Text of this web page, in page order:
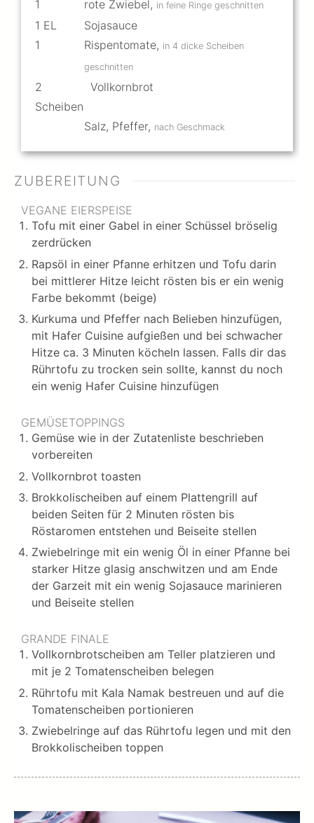
1 rote Zwiebel, in feine Ringe geschnitten
1 EL
Sojasauce
1
Rispentomate, in 4 dicke Scheiben
geschnitten
2
Scheiben
Vollkornbrot
Salz, Pfeffer, nach Geschmack
ZUBEREITUNG
VEGANE EIERSPEISE
Tofu mit einer Gabel in einer Schüssel bröselig
zerdrücken
Rapsöl in einer Pfanne erhitzen und Tofu darin
bei mittlerer Hitze leicht rösten bis er ein wenig
Farbe bekommt (beige)
Kurkuma und Pfeffer nach Belieben hinzufügen,
mit Hafer Cuisine aufgießen und bei schwacher
Hitze ca. 3 Minuten köcheln lassen. Falls dir das
Rührtofu zu trocken sein sollte, kannst du noch
ein wenig Hafer Cuisine hinzufügen
GEMÜSETOPPINGS
Gemüse wie in der Zutatenliste beschrieben
vorbereiten
Vollkornbrot toasten
Brokkolischeiben auf einem Plattengrill auf
beiden Seiten für 2 Minuten rösten bis
Röstaromen entstehen und Beiseite stellen
Zwiebelringe mit ein wenig Öl in einer Pfanne bei
starker Hitze glasig anschwitzen und am Ende
der Garzeit mit ein wenig Sojasauce marinieren
und Beiseite stellen
GRANDE FINALE
Vollkornbrotscheiben am Teller platzieren und
mit je 2 Tomatenscheiben belegen
Rührtofu mit Kala Namak bestreuen und auf die
Tomatenscheiben portionieren
Zwiebelringe auf das Rührtofu legen und mit den
Brokkolischeiben toppen